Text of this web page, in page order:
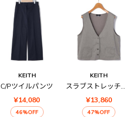
KEITH
C/Pツイルパンツ
¥14,080
46%OFF
KEITH
スラブストレッチベスト
¥13,860
47%OFF